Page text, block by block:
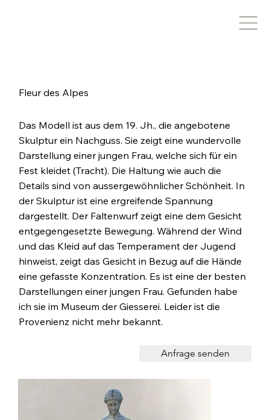
Fleur des Alpes
Das Modell ist aus dem 19. Jh., die angebotene
Skulptur ein Nachguss. Sie zeigt eine wundervolle
Darstellung einer jungen Frau, welche sich für ein
Fest kleidet (Tracht). Die Haltung wie auch die
Details sind von aussergewöhnlicher Schönheit. In
der Skulptur ist eine ergreifende Spannung
dargestellt. Der Faltenwurf zeigt eine dem Gesicht
entgegengesetzte Bewegung. Während der Wind
und das Kleid auf das Temperament der Jugend
hinweist, zeigt das Gesicht in Bezug auf die Hände
eine gefasste Konzentration. Es ist eine der besten
Darstellungen einer jungen Frau. Gefunden habe
ich sie im Museum der Giesserei. Leider ist die
Provenienz nicht mehr bekannt.
Anfrage senden